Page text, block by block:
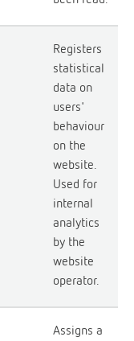
Registers
statistical
data on
users'
behaviour
on the
website.
Used for
internal
analytics
by the
website
operator.
Assigns a